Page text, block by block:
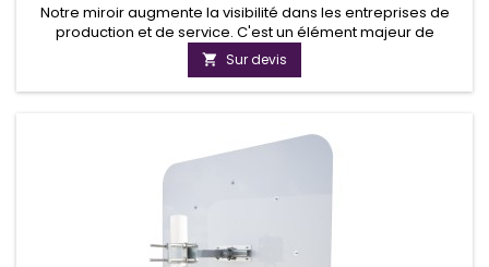
Notre miroir augmente la visibilité dans les entreprises de
production et de service. C'est un élément majeur de
sécurité car il permet la surveillance des zones éloignées de
production et des angles morts depuis son poste de travail.Il
lutte efficacement contre les arrêts de production et les
 Sur devis